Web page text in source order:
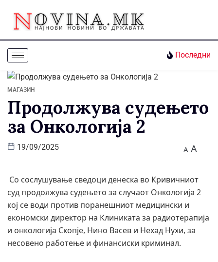
Последни
МАГАЗИН
Продолжува судењето
за Онкологија 2
19/09/2025 A A
Со сослушување сведоци денеска во Кривичниот
суд продолжува судењето за случаот Онкологија 2
кој се води против поранешниот медицински и
економски директор на Клиниката за радиотерапија
и онкологија Скопје, Нино Васев и Нехад Нухи, за
несовено работење и финансиски криминал.